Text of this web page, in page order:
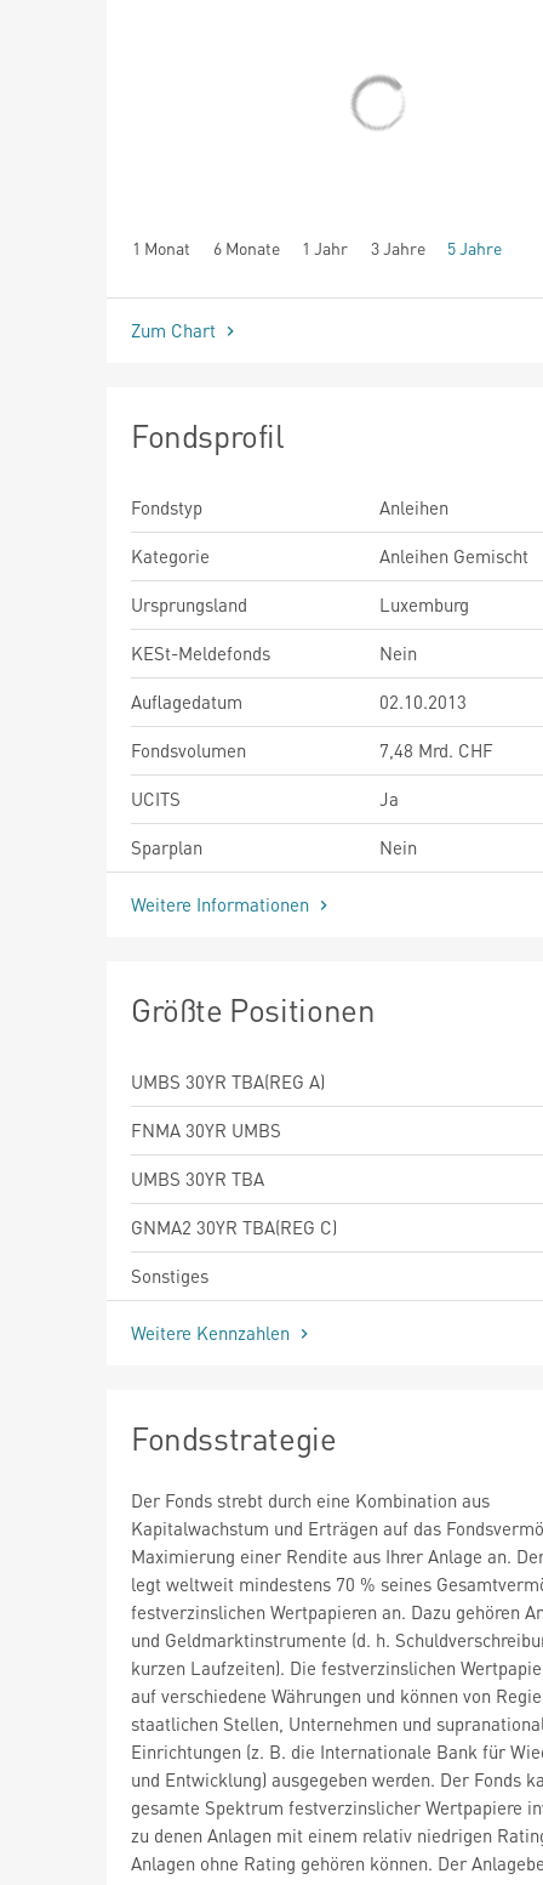
1 Monat 6 Monate 1 Jahr 3 Jahre 5 Jahre
seit Beginn
Zum Chart
Fondsprofil
Fondstyp
Anleihen
Kategorie
Anleihen Gemischt
Ursprungsland
Luxemburg
KESt-Meldefonds
Nein
Auflagedatum
02.10.2013
Fondsvolumen
7,48 Mrd. CHF
UCITS
Ja
Sparplan
Nein
Weitere Informationen
Größte Positionen
UMBS 30YR TBA(REG A)
FNMA 30YR UMBS
UMBS 30YR TBA
GNMA2 30YR TBA(REG C)
Sonstiges
Weitere Kennzahlen
Fondsstrategie
Der Fonds strebt durch eine Kombination aus
Kapitalwachstum und Erträgen auf das
Maximierung einer Rendite aus Ihrer Anlage an.
legt weltweit mindestens 70 % seines
festverzinslichen Wertpapieren an. Dazu gehören
und Geldmarktinstrumente (d. h.
kurzen Laufzeiten). Die festverzinslichen
auf verschiedene Währungen und können von
staatlichen Stellen, Unternehmen und
Einrichtungen (z. B. die Internationale Bank für
und Entwicklung) ausgegeben werden. Der Fonds
gesamte Spektrum festverzinslicher Wertpapiere
zu denen Anlagen mit einem relativ niedrigen
Anlagen ohne Rating gehören können. Der